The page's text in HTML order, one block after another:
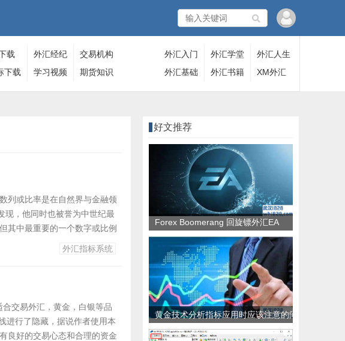
载
外汇经纪
商
交易机构
下载
学习视频 期货知识
外汇入门 外汇学堂
外汇人生
外汇基础
外汇书籍 XM外汇
列或比率是在自然界与金融领
现，他同时也被誉为中世纪最
中最重要的一个数字或比例
要性。在外汇交易中，斐波那
外汇指标系统
交易外汇，黄金，白银等品
进行了隐藏，据说作者使用本
良好的交易心态和合理的资金
好文推荐
Forex Boomerang 回旋镖外汇EA
黄金技术分析指标应用时应该注意的问
题